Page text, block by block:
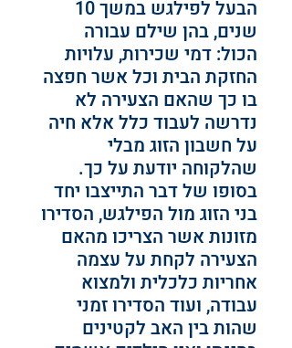
שנים, בהן שילם עבורה
הכול: דמי שכירות, עלויות
החזקת הבית וכל אשר חפצה
בו כך שהאם הצעירה לא
נדרשה לעבוד כלל אלא חיה
על חשבון הזוג מבלי
שהלקוחה יודעת על כך.
בסופו של דבר התייצבו יחד
בני הזוג מול הפילגש, הסדירו
מזונות אשר הצריכו מהאם
הצעירה לקחת על עצמה
אחריות כלכלית ולמצוא
עבודה, ועוד הסדירו זמני
שהות בין האב לקטינים